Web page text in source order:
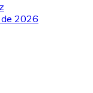
2026